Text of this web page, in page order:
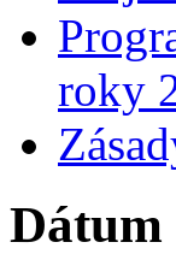
roky
Dátum